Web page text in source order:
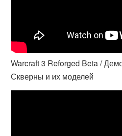
Warcraft 3 Reforged Beta /
Скверны и их моделей